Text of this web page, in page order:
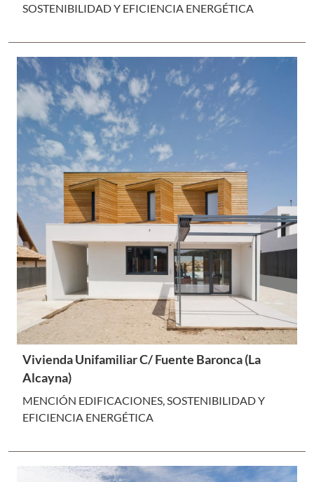
SOSTENIBILIDAD Y EFICIENCIA ENERGÉTICA
Vivienda Unifamiliar C/ Fuente Baronca (La
Alcayna)
MENCIÓN EDIFICACIONES, SOSTENIBILIDAD Y
EFICIENCIA ENERGÉTICA